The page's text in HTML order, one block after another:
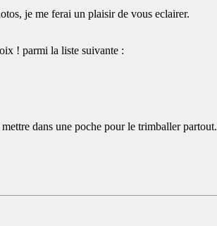
je me ferai un plaisir de vous eclairer.
! parmi la liste suivante :
dans une poche pour le trimballer partout.